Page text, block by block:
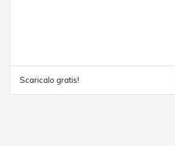
Scaricalo gratis!